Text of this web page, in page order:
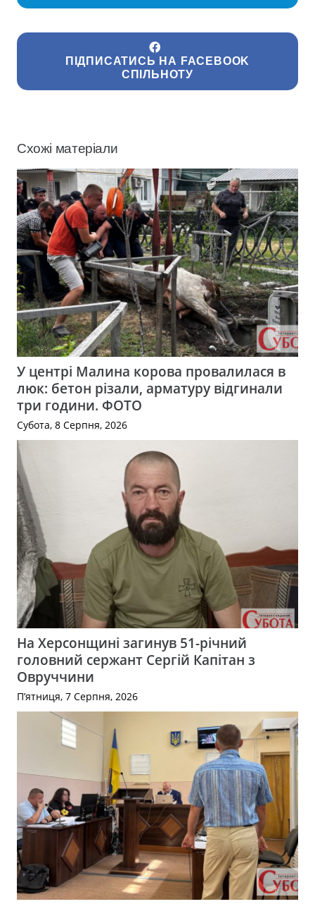
ПІДПИСАТИСЬ НА FACEBOOK
СПІЛЬНОТУ
Схожі матеріали
У центрі Малина корова провалилася в
люк: бетон різали, арматуру відгинали
три години. ФОТО
Субота, 8 Серпня, 2026
На Херсонщині загинув 51-річний
головний сержант Сергій Капітан з
Овруччини
П’ятниця, 7 Серпня, 2026